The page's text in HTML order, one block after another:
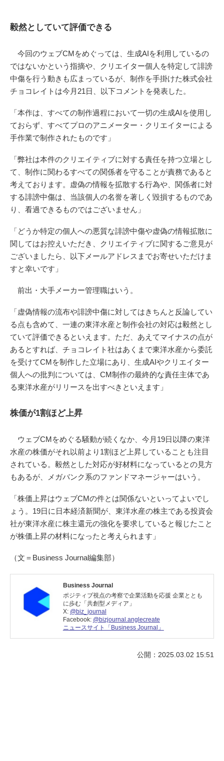
毅然としていて評価できる
今回のウェブCMをめぐっては、生成AIを利用しているの
ではないかという指摘や、クリエイター個人を特定して誹謗
中傷を行う動きも広まっているが、制作を手掛けた株式会社
チョコレイトは今月21日、以下コメントを発表した。
「本作は、すべての制作過程において一切の生成AIを使用し
ておらず、すべてプロのアニメーター・クリエイターによる
手作業で制作されたものです」
「弊社は本件のクリエイティブに対する責任を持つ立場とし
て、制作に関わるすべての関係者を守ることが責務であると
考えております。虚偽の情報を拡散する行為や、関係者に対
する誹謗中傷は、当該個人の名誉を著しく毀損するものであ
り、看過できるものではございません」
「どうか特定の個人への悪質な誹謗中傷や虚偽の情報拡散に
関してはお控えいただき、クリエイティブに関するご意見が
ございましたら、以下メールアドレスまでお寄せいただけま
すと幸いです」
前出・大手メーカー管理職はいう。
「虚偽情報の流布や誹謗中傷に対してはきちんと反論してい
る点も含めて、一連の東洋水産と制作会社の対応は毅然とし
ていて評価できるといえます。ただ、あえてマイナスの点が
あるとすれば、チョコレイト社はあくまで東洋水産から委託
を受けてCMを制作した立場にあり、生成AIやクリエイター
個人への批判については、CM制作の最終的な責任主体であ
る東洋水産がリリースを出すべきといえます」
株価が1割ほど上昇
ウェブCMをめぐる騒動が続くなか、今月19日以降の東洋
水産の株価がそれ以前より1割ほど上昇していることも注目
されている。毅然とした対応が好材料になっているとの見方
もあるが、メガバンク系のファンドマネージャーはいう。
「株価上昇はウェブCMの件とは関係ないといってよいでし
ょう。19日に日本経済新聞が、東洋水産の株主である投資会
社が東洋水産に株主還元の強化を要求していると報じたこと
が株価上昇の材料になったと考えられます」
（文＝Business Journal編集部）
Business Journal
ポジティブ視点の考察で企業活動を応援 企業ととも
に歩む「共創型メディア」
X: @biz_journal
Facebook: @bizjournal.anglecreate
ニュースサイト「Business Journal」
公開：2025.03.02 15:51